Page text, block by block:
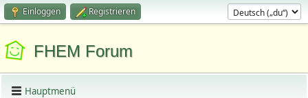
Einloggen Registrieren
FHEM Forum
Hauptmenü